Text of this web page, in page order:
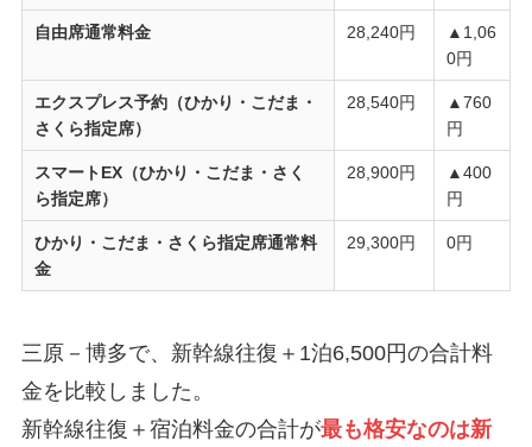
自由席通常料金 28,240円
▲1,06
0円
エクスプレス予約（ひかり・こだま・
さくら指定席）
28,540円
▲760
円
スマートEX（ひかり・こだま・さく
ら指定席）
28,900円
▲400
円
ひかり・こだま・さくら指定席通常料
金
29,300円 0円
三原－博多で、新幹線往復＋1泊6,500円の合計料
金を比較しました。
新幹線往復＋宿泊料金の合計が最も格安なのは新